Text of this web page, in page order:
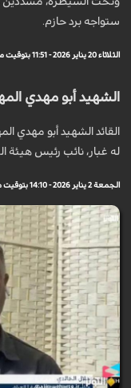
ستواجه برد حازم.
الثلاثاء 20 يناير 2026 - 11:51 بتوقيت مكة
الشهيد أبو مهدي
له غبار، نائب رئيس هيئة
الجمعة 2 يناير 2026 - 14:10 بتوقيت مكة